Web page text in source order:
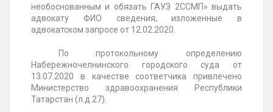
необоснованным и обязать ГАУЗ 2ССМП» выдать
адвокату ФИО сведения, изложенные в
адвокатском запросе от 12.02.2020.
По протокольному определению
Набережночелнинского городского суда от
13.07.2020 в качестве соответчика привлечено
Министерство здравоохранения Республики
Татарстан (л.д.27).